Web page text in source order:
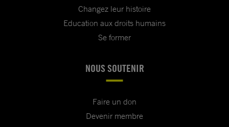
Changez leur histoire
Education aux droits humains
Se former
NOUS SOUTENIR
Faire un don
Devenir membre